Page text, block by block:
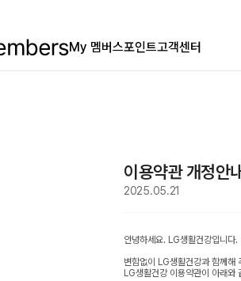
My 멤버스포인트고객센터
이용약관 개정
2025.05.21
안녕하세요. LG생활건강입니다.
변함없이 LG생활건강과 함께해
LG생활건강 이용약관이 아래와